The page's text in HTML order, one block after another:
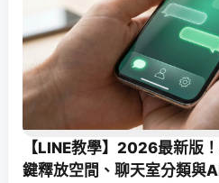
【LINE教學】2026最新版
鍵釋放空間、聊天室分類與